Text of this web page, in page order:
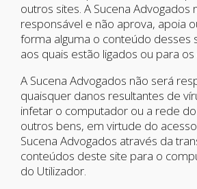
outros sites. A Sucena Advogados
responsável e não aprova, apoia
forma alguma o conteúdo desses
aos quais estão ligados ou para
A Sucena Advogados não será
quaisquer danos resultantes de
infetar o computador ou a rede
outros bens, em virtude do
Sucena Advogados através da
conteúdos deste site para o
do Utilizador.